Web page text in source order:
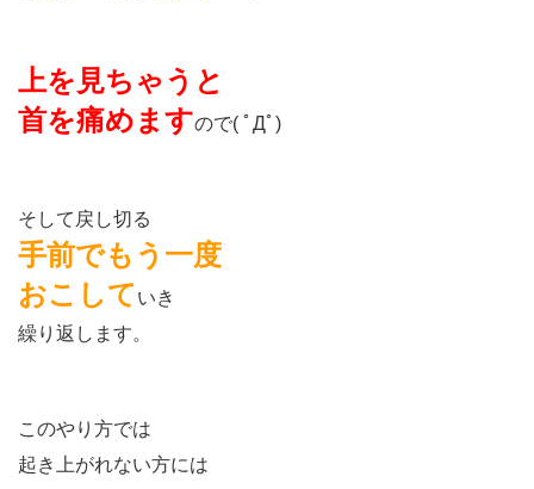
上を見ちゃうと
首を痛めますので( ﾟДﾟ)
そして戻し切る
手前でもう一度
おこして いき
繰り返します。
このやり方では
起き上がれない方には